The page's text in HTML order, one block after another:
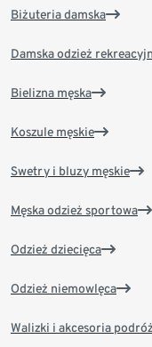
Biżuteria damska
Damska odzież
Bielizna męska
Koszule męskie
Swetry i bluzy męskie
Męska odzież sportowa
Odzież dziecięca
Odzież niemowlęca
Walizki i akcesoria